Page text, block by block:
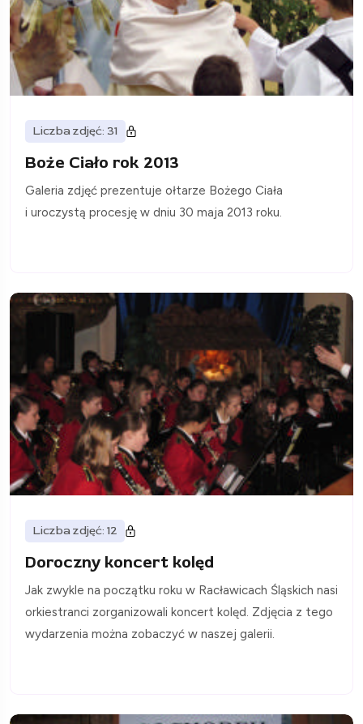
Liczba zdjęć: 31
Boże Ciało rok 2013
Galeria zdjęć prezentuje ołtarze Bożego Ciała
i uroczystą procesję w dniu 30 maja 2013 roku.
Liczba zdjęć: 12
Doroczny koncert kolęd
Jak zwykle na początku roku w Racławicach Śląskich nasi
orkiestranci zorganizowali koncert kolęd. Zdjęcia z tego
wydarzenia można zobaczyć w naszej galerii.